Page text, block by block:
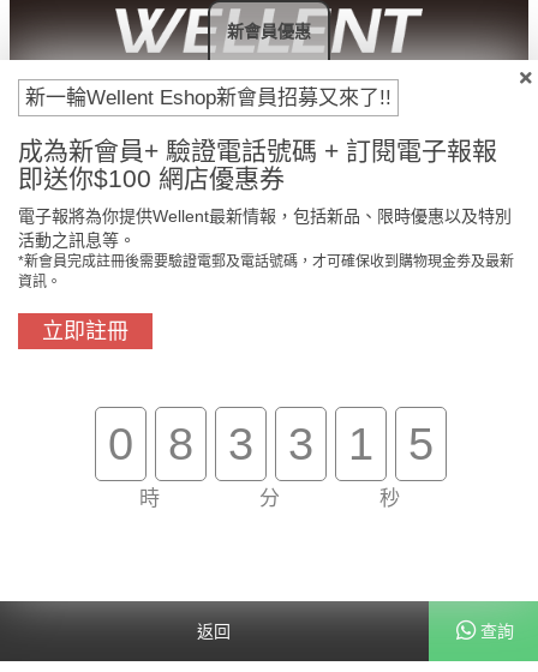
返回 查詢
付款方法
買滿$800免費送貨 在線客服支援
客戶服務
新一輪Wellent Eshop新會員招募又來了!!
成為新會員+ 驗證電話號碼 + 訂閱電子報報
即送你$100 網店優惠券
電子報將為你提供Wellent最新情報，包括新品、限時優惠以及特別
活動之訊息等。
*新會員完成註冊後需要驗證電郵及電話號碼，才可確保收到購物現金劵及最新
資訊。
立即註冊
0 8
時
3 3
分
1 4
秒
新會員優惠